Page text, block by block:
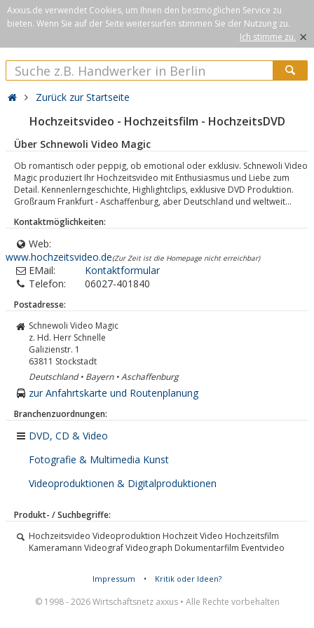
Axxus.de verwendet Cookies, um Ihnen den bestmöglichen Service zu
bieten. Wenn Sie auf der Seite weitersurfen stimmen Sie der Nutzung zu.
Ich stimme zu. ×
Zurück zur Startseite
Hochzeitsvideo - Hochzeitsfilm - HochzeitsDVD
Über Schnewoli Video Magic
Ob romantisch oder peppig, ob emotional oder exklusiv. Schnewoli Video
Magic produziert Ihr Hochzeitsvideo mit Enthusiasmus und Liebe zum
Detail. Kennenlerngeschichte, Highlightclips, exklusive DVD Produktion.
Großraum Frankfurt - Aschaffenburg, aber Deutschland und weltweit...
Kontaktmöglichkeiten:
Web:
www.hochzeitsvideo.de(Zur Zeit ist die Homepage nicht erreichbar)
EMail:
Kontaktformular
Telefon:
06027-401840
Postadresse:
Schnewoli Video Magic
z. Hd. Herr Schnelle
Galizienstr. 1
63811 Stockstadt
Deutschland • Bayern • Aschaffenburg
zur Anfahrtskarte und Routenplanung
Branchenzuordnungen:
DVD, CD & Video
Fotografie & Multimedia Kunst
Videoproduktionen & Digitalproduktionen
Produkt- / Suchbegriffe:
Hochzeitsvideo Videoproduktion Hochzeit Video Hochzeitsfilm
Kameramann Videograf Videograph Dokumentarfilm Eventvideo
Impressum • Kritik oder Ideen?
© 1998 - 2026 Wirtschaftsnetz axxus • Alle Rechte vorbehalten